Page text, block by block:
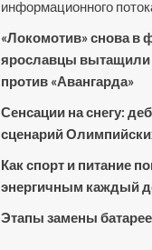
информационного
«Локомотив» снова в
ярославцы вытащили
против «Авангарда»
Сенсации на снегу:
сценарий
Как спорт и питание
энергичным каждый
Этапы замены